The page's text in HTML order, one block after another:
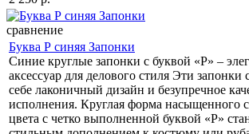
сравнение
Буква Р синяя Запонки
Синие круглые запонки с буквой «Р» –
аксессуар для делового стиля Эти запонки
себе лаконичный дизайн и безупречное
исполнения. Круглая форма насыщенного
цвета с четко выполненной буквой «Р»